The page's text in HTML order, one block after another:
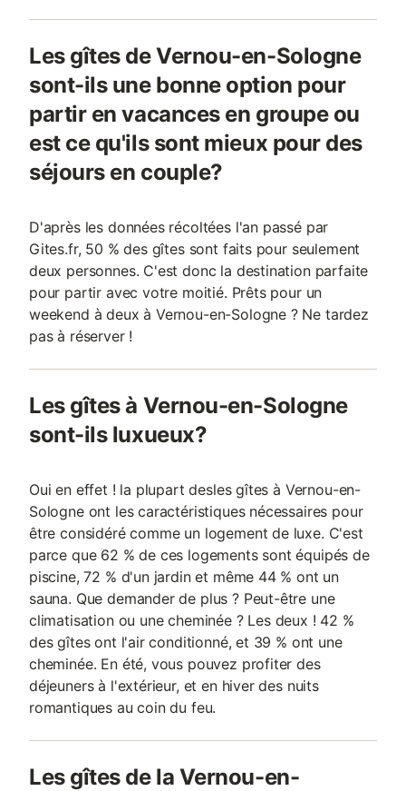
Les gîtes de Vernou-en-Sologne
sont-ils une bonne option pour
partir en vacances en groupe ou
est ce qu'ils sont mieux pour des
séjours en couple?
D'après les données récoltées l'an passé par
Gites.fr, 50 % des gîtes sont faits pour seulement
deux personnes. C'est donc la destination parfaite
pour partir avec votre moitié. Prêts pour un
weekend à deux à Vernou-en-Sologne ? Ne tardez
pas à réserver !
Les gîtes à Vernou-en-Sologne
sont-ils luxueux?
Oui en effet ! la plupart desles gîtes à Vernou-en-
Sologne ont les caractéristiques nécessaires pour
être considéré comme un logement de luxe. C'est
parce que 62 % de ces logements sont équipés de
piscine, 72 % d'un jardin et même 44 % ont un
sauna. Que demander de plus ? Peut-être une
climatisation ou une cheminée ? Les deux ! 42 %
des gîtes ont l'air conditionné, et 39 % ont une
cheminée. En été, vous pouvez profiter des
déjeuners à l'extérieur, et en hiver des nuits
romantiques au coin du feu.
Les gîtes de la Vernou-en-